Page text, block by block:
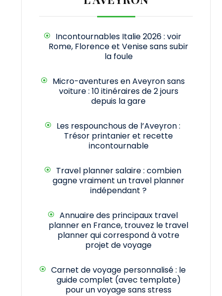
Incontournables Italie 2026 : voir
Rome, Florence et Venise sans subir
la foule
Micro-aventures en Aveyron sans
voiture : 10 itinéraires de 2 jours
depuis la gare
Les respounchous de l’Aveyron :
Trésor printanier et recette
incontournable
Travel planner salaire : combien
gagne vraiment un travel planner
indépendant ?
Annuaire des principaux travel
planner en France, trouvez le travel
planner qui correspond à votre
projet de voyage
Carnet de voyage personnalisé : le
guide complet (avec template)
pour un voyage sans stress